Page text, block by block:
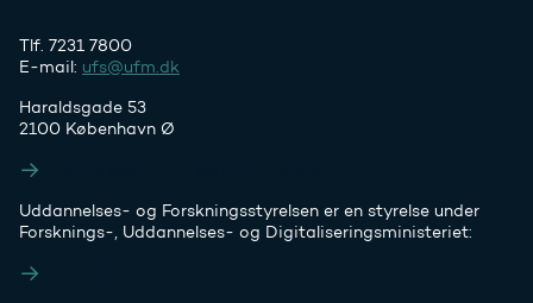
Tlf. 7231 7800
E-mail: ufs@ufm.dk
Haraldsgade 53
2100 København Ø
Uddannelses- og Forskningsstyrelsen er en styrelse under
Forsknings-, Uddannelses- og Digitaliseringsministeriet: